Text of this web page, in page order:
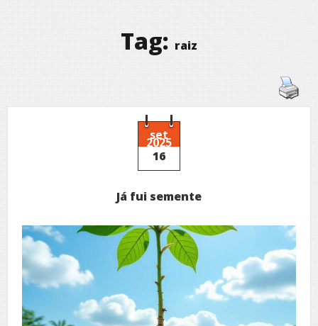
Tag: raiz
set
2025
16
Já fui semente